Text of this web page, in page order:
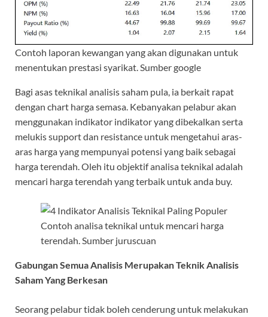
Contoh laporan kewangan yang akan digunakan untuk
menentukan prestasi syarikat. Sumber google
Bagi asas teknikal analisis saham pula, ia berkait rapat
dengan chart harga semasa. Kebanyakan pelabur akan
menggunakan indikator indikator yang dibekalkan serta
melukis support dan resistance untuk mengetahui aras-
aras harga yang mempunyai potensi yang baik sebagai
harga terendah. Oleh itu objektif analisa teknikal adalah
mencari harga terendah yang terbaik untuk anda buy.
Contoh analisa teknikal untuk mencari harga
terendah. Sumber juruscuan
Gabungan Semua Analisis Merupakan Teknik Analisis
Saham Yang Berkesan
Seorang pelabur tidak boleh cenderung untuk melakukan